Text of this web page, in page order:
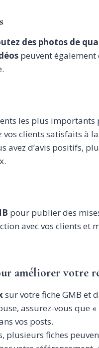
des photos de
peuvent
les plus
vos clients satisfaits à
avez d’avis positifs,
pour publier des
avec vos clients et
améliorer votre
sur votre fiche GMB et
assurez-vous que
vos posts.
plusieurs fiches